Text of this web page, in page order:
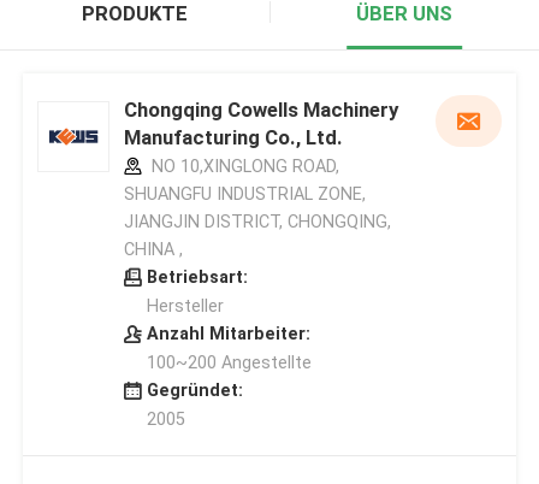
PRODUKTE ÜBER UNS
Chongqing Cowells Machinery
Manufacturing Co., Ltd.
NO 10,XINGLONG ROAD,
SHUANGFU INDUSTRIAL ZONE,
JIANGJIN DISTRICT, CHONGQING,
CHINA ,
Betriebsart:
Hersteller
Anzahl Mitarbeiter:
100~200 Angestellte
Gegründet:
2005